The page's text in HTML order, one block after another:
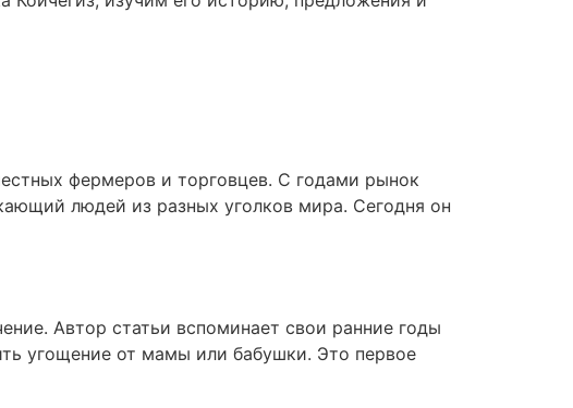
фермеров и торговцев. С годами рынок
людей из разных уголков мира. Сегодня он
Автор статьи вспоминает свои ранние годы
угощение от мамы или бабушки. Это первое